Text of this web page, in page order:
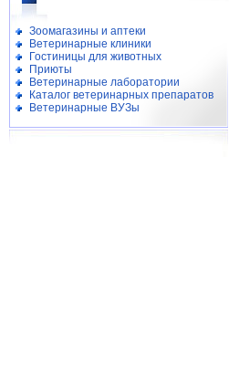
Зоомагазины и аптеки
Ветеринарные клиники
Гостиницы для животных
Приюты
Ветеринарные лаборатории
Каталог ветеринарных препаратов
Ветеринарные ВУЗы